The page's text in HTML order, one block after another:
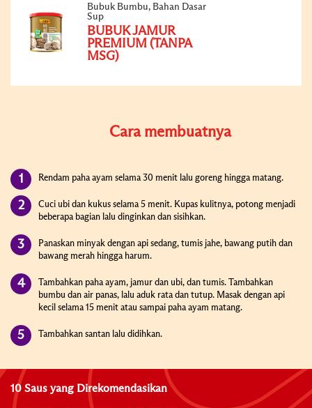
Bubuk Bumbu, Bahan Dasar
Sup
BUBUK JAMUR
PREMIUM (TANPA
MSG)
Cara membuatnya
Rendam paha ayam selama 30 menit lalu goreng hingga matang.
Cuci ubi dan kukus selama 5 menit. Kupas kulitnya, potong menjadi
beberapa bagian lalu dinginkan dan sisihkan.
Panaskan minyak dengan api sedang, tumis jahe, bawang putih dan
bawang merah hingga harum.
Tambahkan paha ayam, jamur dan ubi, dan tumis. Tambahkan
bumbu dan air panas, lalu aduk rata dan tutup. Masak dengan api
kecil selama 15 menit atau sampai paha ayam matang.
Tambahkan santan lalu didihkan.
10 Saus yang Direkomendasikan